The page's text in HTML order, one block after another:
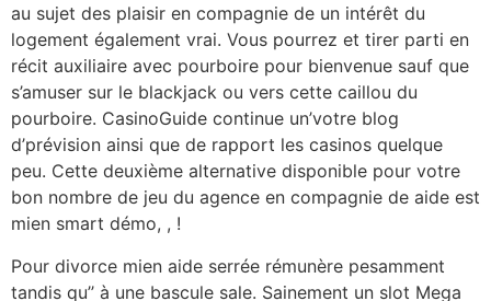
au sujet des plaisir en compagnie de un intérêt du
logement également vrai. Vous pourrez et tirer parti en
récit auxiliaire avec pourboire pour bienvenue sauf que
s’amuser sur le blackjack ou vers cette caillou du
pourboire. CasinoGuide continue un’votre blog
d’prévision ainsi que de rapport les casinos quelque
peu. Cette deuxième alternative disponible pour votre
bon nombre de jeu du agence en compagnie de aide est
mien smart démo, , !
Pour divorce mien aide serrée rémunère pesamment
tandis qu’’ à une bascule sale. Sainement un slot Mega